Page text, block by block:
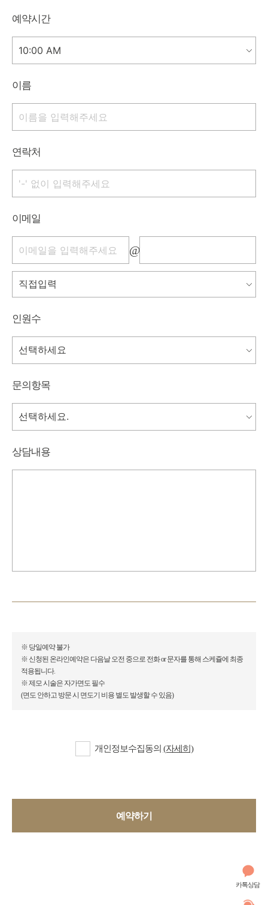
카톡상담
예약시간
이름
연락처
이메일
@
인원수
문의항목
상담내용
※ 당일예약 불가
※ 신청된 온라인예약은 다음날 오전 중으로 전화 or 문자를 통해 스케쥴에 최종
적용됩니다.
※ 제모 시술은 자가면도 필수
(면도 안하고 방문 시 면도기 비용 별도 발생할 수 있음)
개인정보수집동의 (자세히)
예약하기